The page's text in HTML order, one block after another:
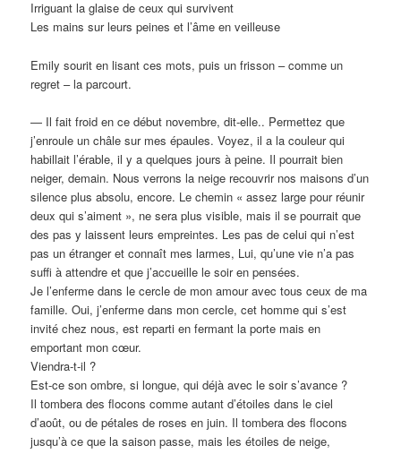
Irriguant la glaise de ceux qui survivent
Les mains sur leurs peines et l’âme en veilleuse
Emily sourit en lisant ces mots, puis un frisson – comme un
regret – la parcourt.
— Il fait froid en ce début novembre, dit-elle.. Permettez que
j’enroule un châle sur mes épaules. Voyez, il a la couleur qui
habillait l’érable, il y a quelques jours à peine. Il pourrait bien
neiger, demain. Nous verrons la neige recouvrir nos maisons d’un
silence plus absolu, encore. Le chemin « assez large pour réunir
deux qui s’aiment », ne sera plus visible, mais il se pourrait que
des pas y laissent leurs empreintes. Les pas de celui qui n’est
pas un étranger et connaît mes larmes, Lui, qu’une vie n’a pas
suffi à attendre et que j’accueille le soir en pensées.
Je l’enferme dans le cercle de mon amour avec tous ceux de ma
famille. Oui, j’enferme dans mon cercle, cet homme qui s’est
invité chez nous, est reparti en fermant la porte mais en
emportant mon cœur.
Viendra-t-il ?
Est-ce son ombre, si longue, qui déjà avec le soir s’avance ?
Il tombera des flocons comme autant d’étoiles dans le ciel
d’août, ou de pétales de roses en juin. Il tombera des flocons
jusqu’à ce que la saison passe, mais les étoiles de neige,